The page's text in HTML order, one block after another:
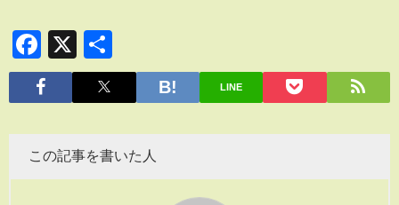
Facebook
X
有
LINE
この記事を書いた人